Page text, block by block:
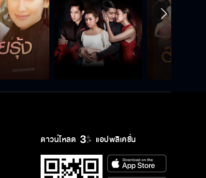
นกพร้อมเสมอ
หัดอายตัวเองบ้าง
ดาวน์โหลด แอปพลิเคชั่น